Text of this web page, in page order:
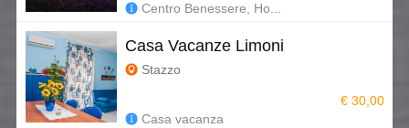
Centro Benessere, Ho...
Casa Vacanze Limoni
Stazzo
Casa vacanza
€ 30,00